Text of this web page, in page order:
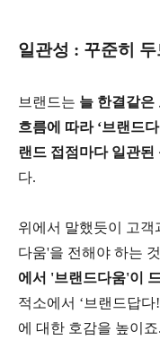
일관성 : 꾸준히
브랜드는 늘 한결같은
흐름에 따라 ‘브랜드
랜드 접점마다 일관된
다.
위에서 말했듯이 고객
다움'을 전해야 하는
에서 '브랜드다움'이
적소에서 ‘브랜드답
에 대한 호감을 높이죠.